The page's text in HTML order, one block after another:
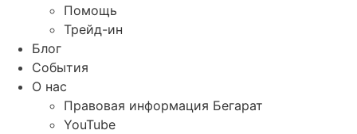
Помощь
Трейд-ин
Блог
События
О нас
Правовая информация Бегарат
YouTube